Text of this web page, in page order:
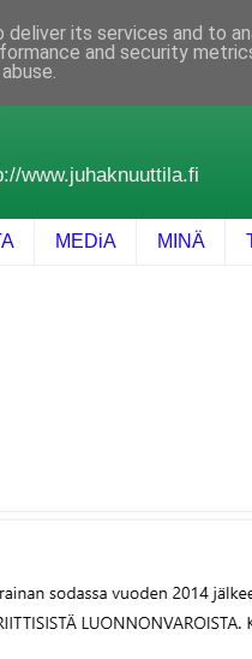
www.juhaknuuttila.fi
MEDiA MINÄ
its services and to
and security